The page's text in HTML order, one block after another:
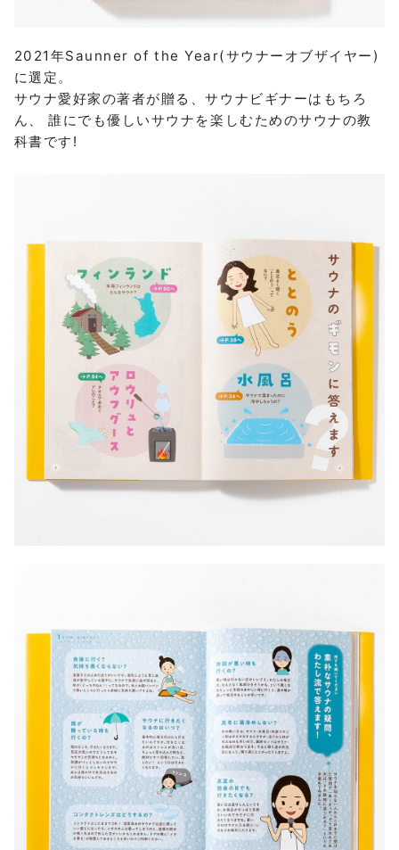
2021年Saunner of the Year(サウナーオブザイヤー)
に選定。
サウナ愛好家の著者が贈る、サウナビギナーはもちろ
ん、 誰にでも優しいサウナを楽しむためのサウナの教
科書です!